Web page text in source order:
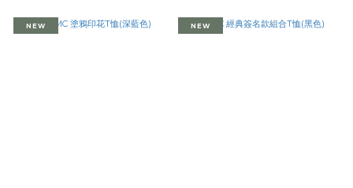
NEW NEW